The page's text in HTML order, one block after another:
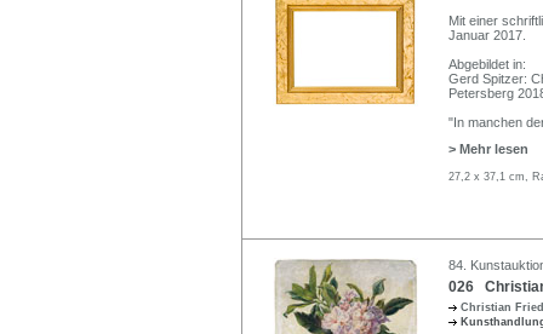
Mit einer
Januar 2017.
Abgebildet in:
Gerd Spitzer:
Petersberg
"In manchen
> Mehr lesen
27,2 x 37,1 cm,
84.
026
Christian